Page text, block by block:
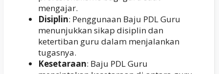
mengajar.
Disiplin: Penggunaan Baju PDL Guru
menunjukkan sikap disiplin dan
ketertiban guru dalam menjalankan
tugasnya.
Kesetaraan: Baju PDL Guru